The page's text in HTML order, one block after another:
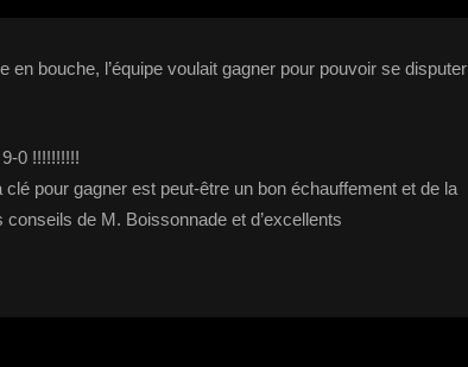
en bouche, l’équipe voulait gagner pour pouvoir se disputer
0 !!!!!!!!!!
pour gagner est peut-être un bon échauffement et de la
de M. Boissonnade et d’excellents